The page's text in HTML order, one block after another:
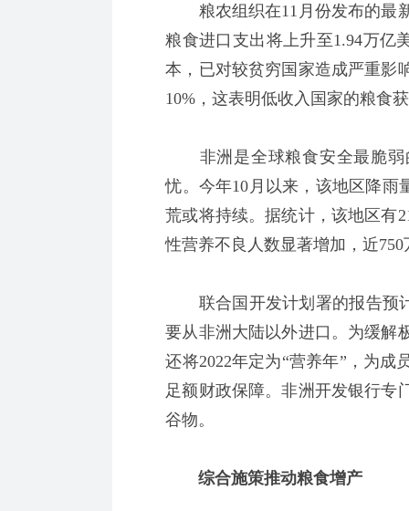
粮农组织在11月份发布的最新
粮食进口支出将上升至1.94万亿
本，已对较贫穷国家造成严重影
10%，这表明低收入国家的粮食
非洲是全球粮食安全最脆弱
忧。今年10月以来，该地区降雨
荒或将持续。据统计，该地区有
性营养不良人数显著增加，近
联合国开发计划署的报告预计
要从非洲大陆以外进口。为缓解
还将2022年定为“营养年”，为
足额财政保障。非洲开发银行专
谷物。
综合施策推动粮食增产